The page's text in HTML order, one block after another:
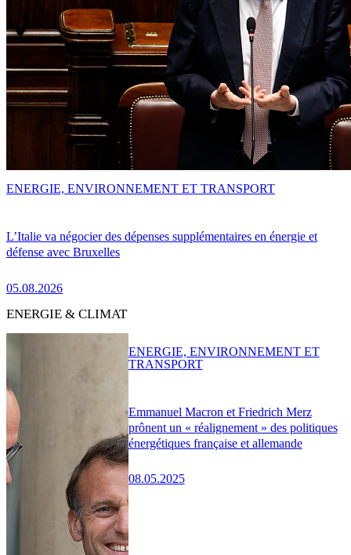
L’Italie va négocier des dépenses supplémentaires en énergie et
défense avec Bruxelles
05.08.2026
ENERGIE, ENVIRONNEMENT ET TRANSPORT
ENERGIE & CLIMAT
Emmanuel Macron et Friedrich Merz
prônent un « réalignement » des politiques
énergétiques française et allemande
08.05.2025
ENERGIE, ENVIRONNEMENT ET
TRANSPORT